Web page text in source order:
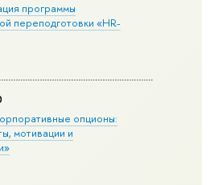
программы
переподготовки «HR-
опционы:
мотивации и